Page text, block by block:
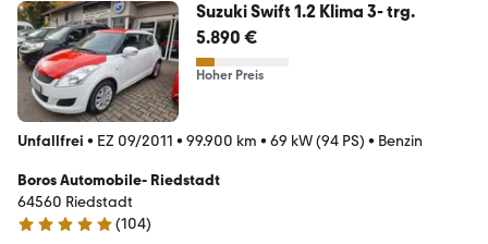
Suzuki Swift 1.2 Klima 3- trg.
5.890 €
Hoher Preis
Unfallfrei • EZ 09/2011 • 99.900 km • 69 kW (94 PS) • Benzin
Boros Automobile- Riedstadt
64560 Riedstadt
4.9 Sterne
(104)